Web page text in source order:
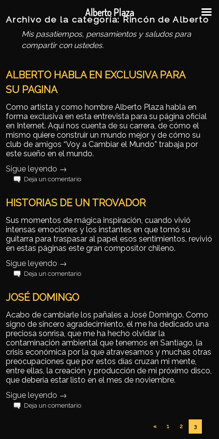
Archivo de la categoría: Rincón de Alberto
Mis pasatiempos, pensamientos y saludos para
compartir con ustedes.
ALBERTO HABLA EN EXCLUSIVA PARA
SU PAGINA
Como artista y como hombre Alberto Plaza habla en
forma exclusiva en esta entrevista para su página oficial
en Internet. Aquí nos cuenta de su carrera, de cómo el
mismo quiere construir un mundo mejor y de cómo su
club de amigos “Voy a Cambiar el Mundo” trabaja por
este sueño en el mundo.
Sigue leyendo →
Deja un comentario
HISTORIAS DE UN TROVADOR
Sus momentos de mágica inspiración, cuando vivió
intensas emociones y los instantes en que tomó su
guitarra para traspasar al papel esos sentimientos, revivió
en estas páginas este gran compositor chileno.
Sigue leyendo →
Deja un comentario
JOSÉ DOMINGO
Acabo de cambiarle los pañales a José Domingo. Como
signo de sincero agradecimiento, él me ha dedicado una
preciosa sonrisa, que me ha hecho olvidar la
contaminación ambiental que tenemos en Santiago, la
crisis económica por la que atravesamos y muchas otras
preocupaciones que por estos días cruzan mi mente,
entre ellas, la creación y producción de mi próximo disco,
que debería estar listo en el mes de noviembre.
Sigue leyendo →
Deja un comentario
« 1 2 3
Alberto Plaza